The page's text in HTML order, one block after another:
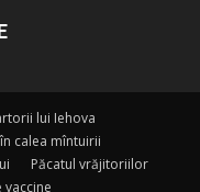
lui Iehova
calea mîntuirii
Păcatul vrăjitoriilor
vaccine